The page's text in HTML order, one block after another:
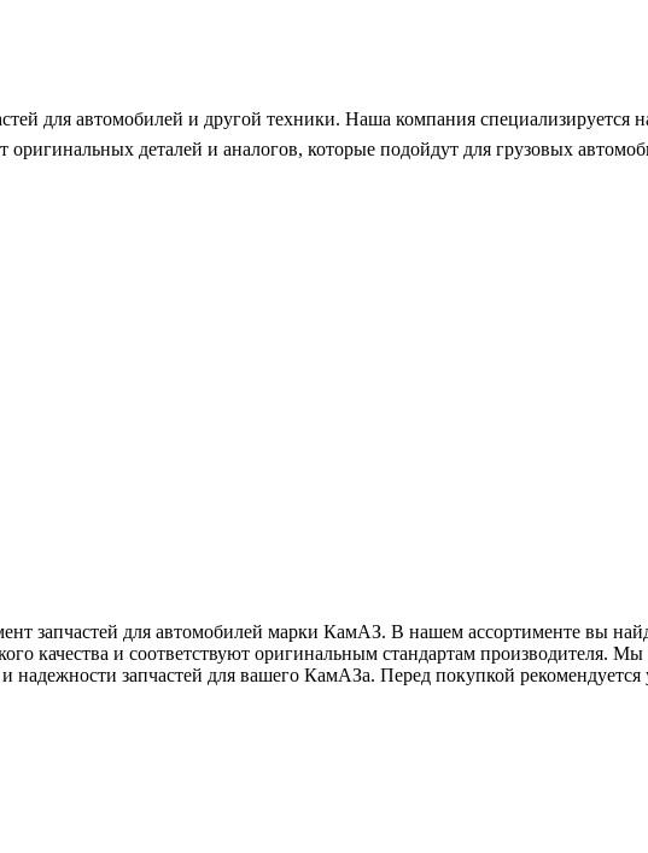
для автомобилей и другой техники. Наша компания специализируется
деталей и аналогов, которые подойдут для грузовых
запчастей для автомобилей марки КамАЗ. В нашем ассортименте вы
качества и соответствуют оригинальным стандартам производителя.
надежности запчастей для вашего КамАЗа. Перед покупкой